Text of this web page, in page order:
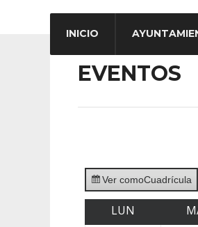
INICIO
EVENTOS
Ver comoCuadrícula
LUN